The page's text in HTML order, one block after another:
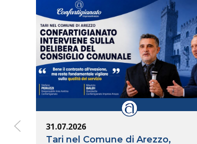
31.07.2026
Tari nel Comune di Arezzo,